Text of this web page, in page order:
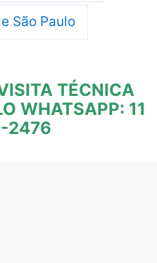
São Paulo
TÉCNICA
WHATSAPP: 11
2476